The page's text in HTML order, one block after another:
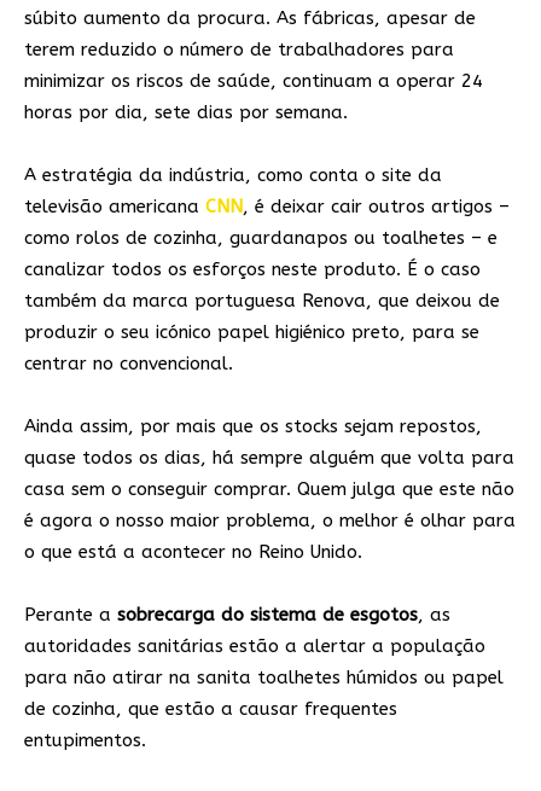
súbito aumento da procura. As fábricas, apesar de
terem reduzido o número de trabalhadores para
minimizar os riscos de saúde, continuam a operar 24
horas por dia, sete dias por semana.
A estratégia da indústria, como conta o site da
televisão americana CNN, é deixar cair outros artigos –
como rolos de cozinha, guardanapos ou toalhetes – e
canalizar todos os esforços neste produto. É o caso
também da marca portuguesa Renova, que deixou de
produzir o seu icónico papel higiénico preto, para se
centrar no convencional.
Ainda assim, por mais que os stocks sejam repostos,
quase todos os dias, há sempre alguém que volta para
casa sem o conseguir comprar. Quem julga que este não
é agora o nosso maior problema, o melhor é olhar para
o que está a acontecer no Reino Unido.
Perante a sobrecarga do sistema de esgotos, as
autoridades sanitárias estão a alertar a população
para não atirar na sanita toalhetes húmidos ou papel
de cozinha, que estão a causar frequentes
entupimentos.